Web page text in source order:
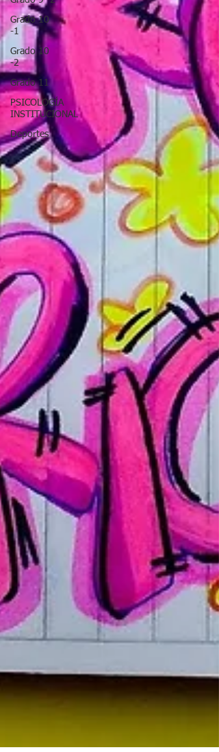
Grado 10
-1
Grado 10
-2
Grado 11
PSICOLOGÍA
INSTITUCIONAL
Deportes